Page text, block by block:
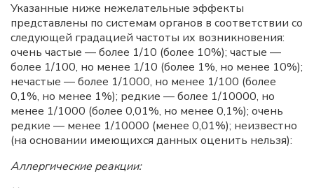
Указанные ниже нежелательные эффекты
представлены по системам органов в соответствии со
следующей градацией частоты их возникновения:
очень частые — более 1/10 (более 10%); частые —
более 1/100, но менее 1/10 (более 1%, но менее 10%);
нечастые — более 1/1000, но менее 1/100 (более
0,1%, но менее 1%); редкие — более 1/10000, но
менее 1/1000 (более 0,01%, но менее 0,1%); очень
редкие — менее 1/10000 (менее 0,01%); неизвестно
(на основании имеющихся данных оценить нельзя):
Аллергические реакции: